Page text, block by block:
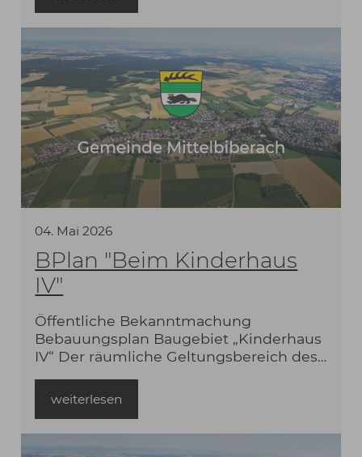
04. Mai 2026
BPlan "Beim Kinderhaus
IV"
Öffentliche Bekanntmachung
Bebauungsplan Baugebiet „Kinderhaus
IV“ Der räumliche Geltungsbereich des
von ca. 3,68 ha, mit den Flurstücken Nr.
186, 188, 188/1, 190, 191 und 192 und
195 und 196. davon: gez. Florian Hänle
weiterlesen